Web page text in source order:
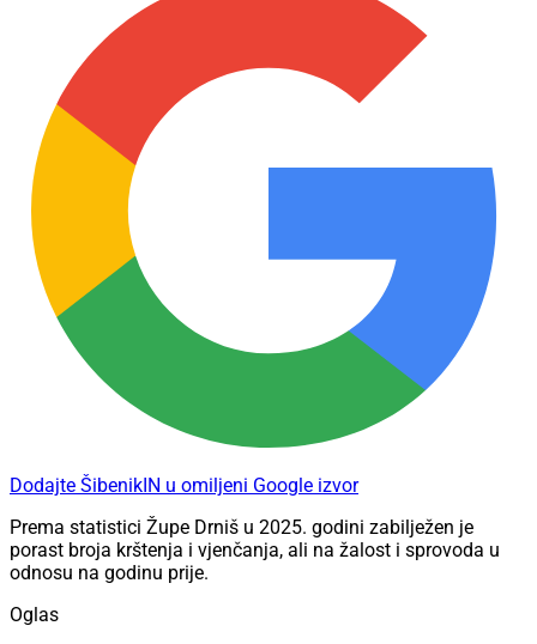
Dodajte ŠibenikIN u omiljeni Google izvor
Prema statistici Župe Drniš u 2025. godini zabilježen je
porast broja krštenja i vjenčanja, ali na žalost i sprovoda u
odnosu na godinu prije.
Oglas